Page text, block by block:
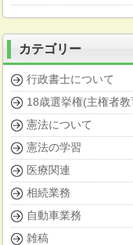
カテゴリー
行政書士について
18歳選挙権(主権者教
憲法について
憲法の学習
医療関連
相続業務
自動車業務
雑稿